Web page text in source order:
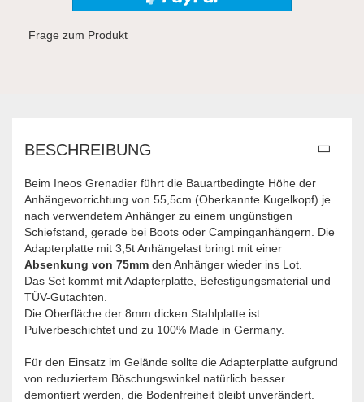
Frage zum Produkt
BESCHREIBUNG
Beim Ineos Grenadier führt die Bauartbedingte Höhe der
Anhängevorrichtung von 55,5cm (Oberkannte Kugelkopf) je
nach verwendetem Anhänger zu einem ungünstigen
Schiefstand, gerade bei Boots oder Campinganhängern. Die
Adapterplatte mit 3,5t Anhängelast bringt mit einer
Absenkung von 75mm den Anhänger wieder ins Lot.
Das Set kommt mit Adapterplatte, Befestigungsmaterial und
TÜV-Gutachten.
Die Oberfläche der 8mm dicken Stahlplatte ist
Pulverbeschichtet und zu 100% Made in Germany.
Für den Einsatz im Gelände sollte die Adapterplatte aufgrund
von reduziertem Böschungswinkel natürlich besser
demontiert werden, die Bodenfreiheit bleibt unverändert.